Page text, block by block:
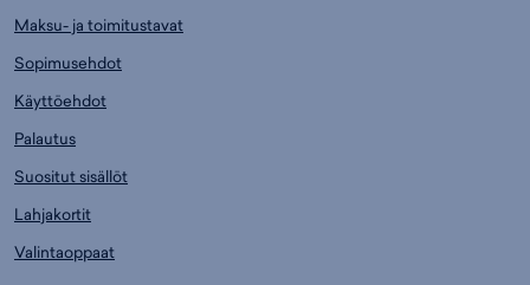
Maksu- ja toimitustavat
Sopimusehdot
Käyttöehdot
Palautus
Suositut sisällöt
Lahjakortit
Valintaoppaat